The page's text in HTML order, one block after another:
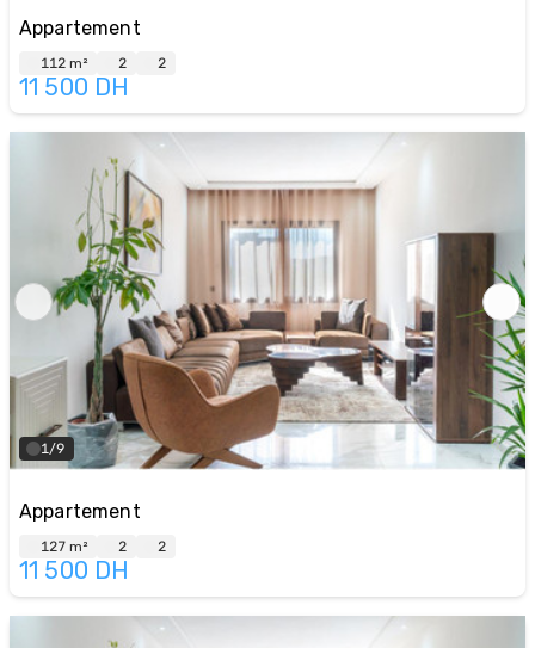
Appartement
112 m² 2 2
11 500 DH
1/9
Appartement
127 m² 2 2
11 500 DH